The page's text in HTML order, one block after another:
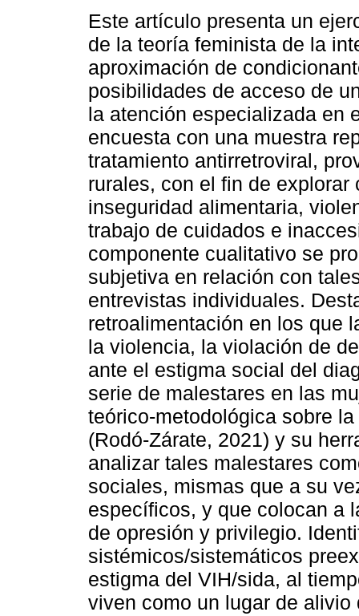
Este artículo presenta un
de la teoría feminista de la
aproximación de
posibilidades de acceso de
la atención especializada en
encuesta con una muestra
tratamiento antirretroviral,
rurales, con el fin de
inseguridad alimentaria,
trabajo de cuidados e
componente cualitativo se
subjetiva en relación con
entrevistas individuales.
retroalimentación en los que
la violencia, la violación de
ante el estigma social del
serie de malestares en las
teórico-metodológica sobre
(Rodó-Zárate, 2021) y su
analizar tales malestares
sociales, mismas que a su
específicos, y que colocan a
de opresión y privilegio.
sistémicos/sistemáticos
estigma del VIH/sida, al
viven como un lugar de